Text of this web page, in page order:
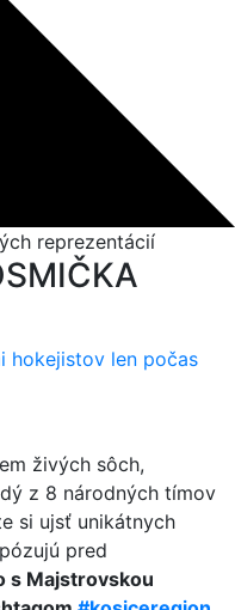
reprezentácií
hokejistov len počas
živých sôch,
z 8 národných tímov
si ujsť unikátnych
pred
s Majstrovskou